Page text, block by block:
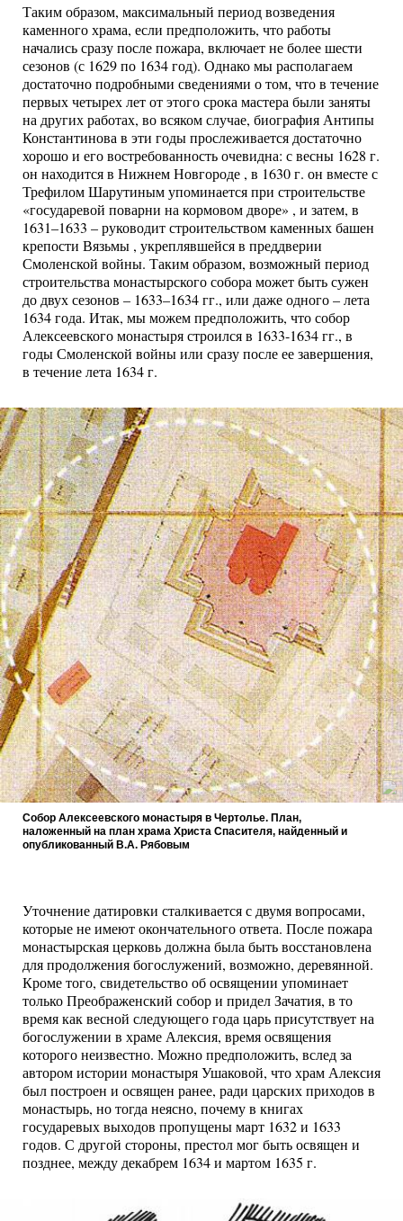
Таким образом, максимальный период возведения
каменного храма, если предположить, что работы
начались сразу после пожара, включает не более шести
сезонов (с 1629 по 1634 год). Однако мы располагаем
достаточно подробными сведениями о том, что в течение
первых четырех лет от этого срока мастера были заняты
на других работах, во всяком случае, биография Антипы
Константинова в эти годы прослеживается достаточно
хорошо и его востребованность очевидна: с весны 1628 г.
он находится в Нижнем Новгороде , в 1630 г. он вместе с
Трефилом Шарутиным упоминается при строительстве
«государевой поварни на кормовом дворе» , и затем, в
1631–1633 – руководит строительством каменных башен
крепости Вязьмы , укреплявшейся в преддверии
Смоленской войны. Таким образом, возможный период
строительства монастырского собора может быть сужен
до двух сезонов – 1633–1634 гг., или даже одного – лета
1634 года. Итак, мы можем предположить, что собор
Алексеевского монастыря строился в 1633-1634 гг., в
годы Смоленской войны или сразу после ее завершения,
в течение лета 1634 г.
Собор Алексеевского монастыря в Чертолье. План,
наложенный на план храма Христа Спасителя, найденный и
опубликованный В.А. Рябовым
Уточнение датировки сталкивается с двумя вопросами,
которые не имеют окончательного ответа. После пожара
монастырская церковь должна была быть восстановлена
для продолжения богослужений, возможно, деревянной.
Кроме того, свидетельство об освящении упоминает
только Преображенский собор и придел Зачатия, в то
время как весной следующего года царь присутствует на
богослужении в храме Алексия, время освящения
которого неизвестно. Можно предположить, вслед за
автором истории монастыря Ушаковой, что храм Алексия
был построен и освящен ранее, ради царских приходов в
монастырь, но тогда неясно, почему в книгах
государевых выходов пропущены март 1632 и 1633
годов. С другой стороны, престол мог быть освящен и
позднее, между декабрем 1634 и мартом 1635 г.